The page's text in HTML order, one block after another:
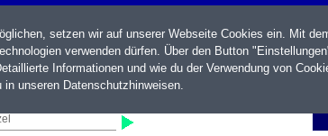
setzen wir auf unserer Webseite Cookies ein. Mit
verwenden dürfen. Über den Button
Informationen und wie du der Verwendung von
in unseren Datenschutzhinweisen.